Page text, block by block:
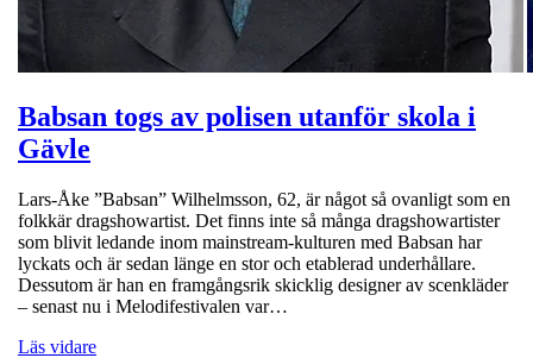
Babsan togs av polisen utanför skola i
Gävle
Lars-Åke ”Babsan” Wilhelmsson, 62, är något så ovanligt som en
folkkär dragshowartist. Det finns inte så många dragshowartister
som blivit ledande inom mainstream-kulturen med Babsan har
lyckats och är sedan länge en stor och etablerad underhållare.
Dessutom är han en framgångsrik skicklig designer av scenkläder
– senast nu i Melodifestivalen var…
Läs vidare